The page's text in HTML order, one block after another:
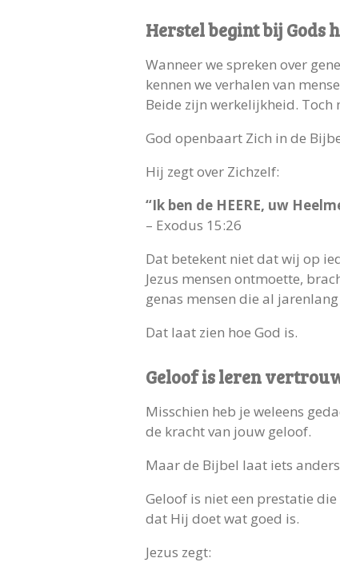
Herstel begint bij Gods
Wanneer we spreken over
kennen we verhalen van
Beide zijn werkelijkheid. Toch
God openbaart Zich in de
Hij zegt over Zichzelf:
“Ik ben de HEERE, uw
– Exodus 15:26
Dat betekent niet dat wij op
Jezus mensen ontmoette,
genas mensen die al
Dat laat zien hoe God is.
Geloof is leren
Misschien heb je weleens
de kracht van jouw geloof.
Maar de Bijbel laat iets
Geloof is niet een prestatie
dat Hij doet wat goed is.
Jezus zegt: